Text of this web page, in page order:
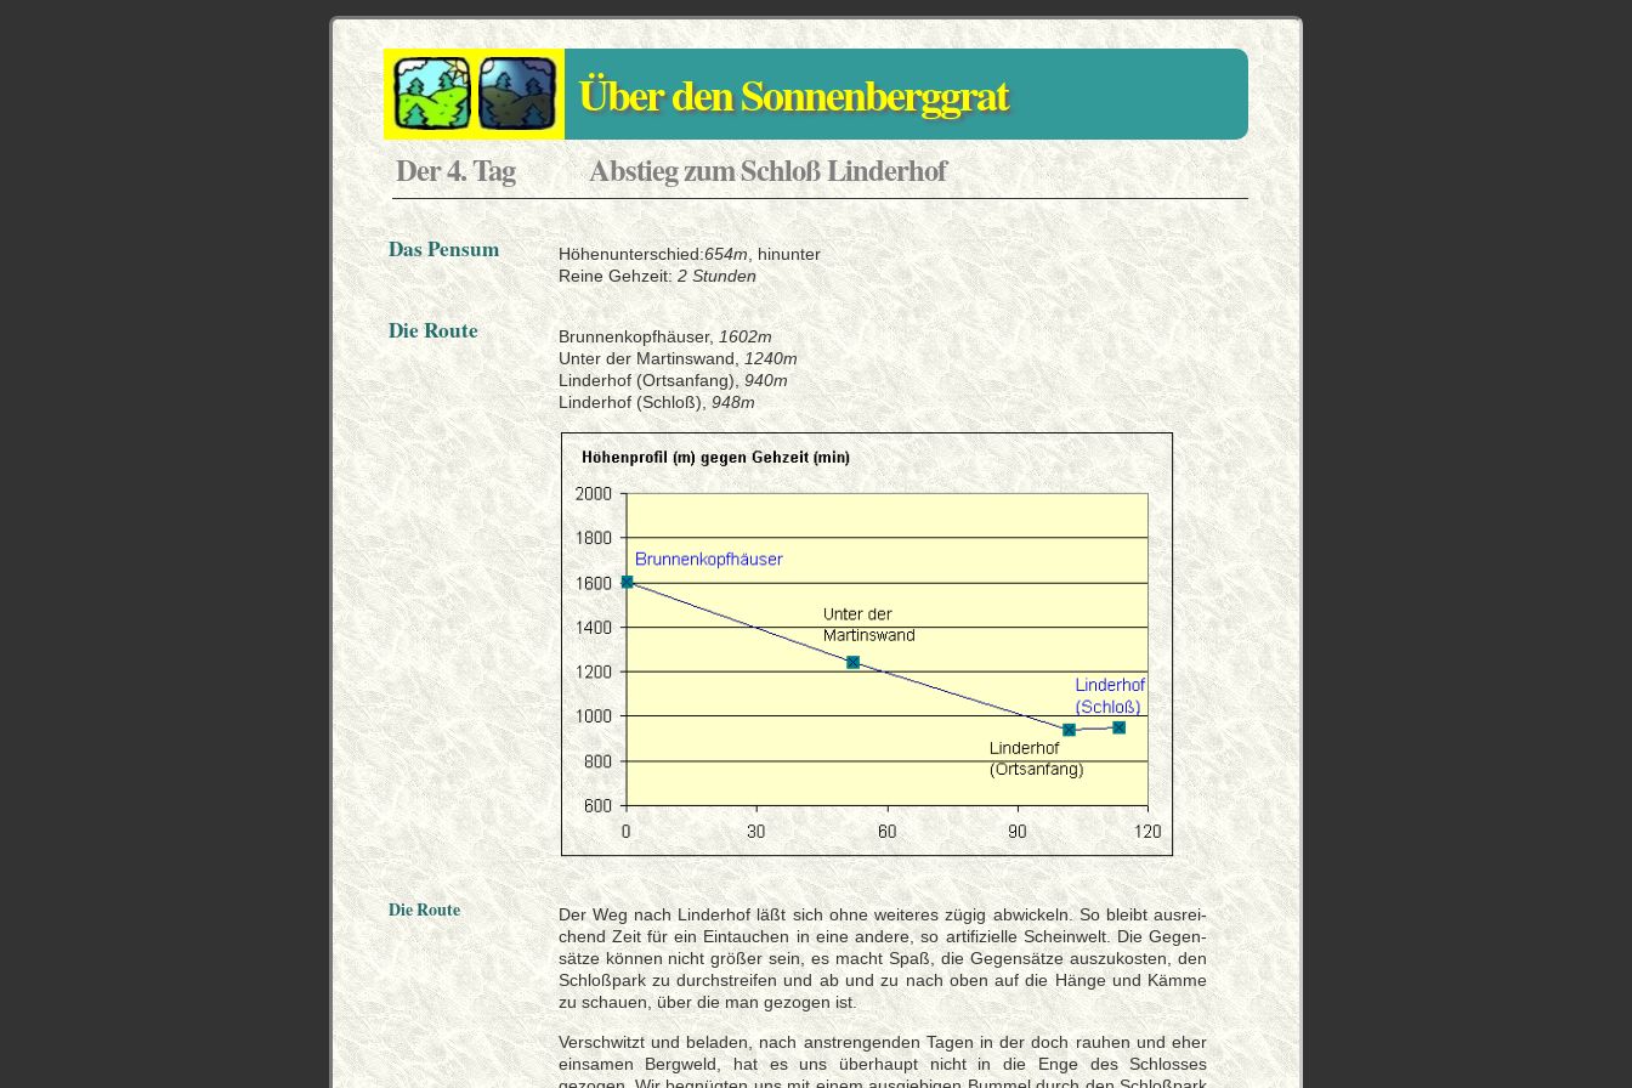
Über den Sonnenberggrat
Der 4. Tag Abstieg zum Schloß Linderhof
Das Pensum Höhenunterschied:654m, hinunter
Reine Gehzeit: 2 Stunden
Die Route Brunnenkopfhäuser, 1602m
Unter der Martinswand, 1240m
Linderhof (Ortsanfang),940m
Linderhof (Schloß),948m
Die Route
Der Weg nach Linderhof läßt sich ohne weiteres zügig abwickeln. So bleibt aus­rei­
chend Zeit für ein Eintauchen in eine andere, so artifizielle Scheinwelt. Die Ge­gen­
sätze können nicht größer sein, es macht Spaß, die Ge­gen­sät­ze aus­zu­kos­ten, den
Schloßpark zu durch­strei­fen und ab und zu nach oben auf die Hänge und Kämme
zu schauen, über die man ge­zo­gen ist.
Verschwitzt und beladen, nach anstrengenden Tagen in der doch rauhen und eher
einsamen Bergweld, hat es uns überhaupt nicht in die Enge des Schlosses